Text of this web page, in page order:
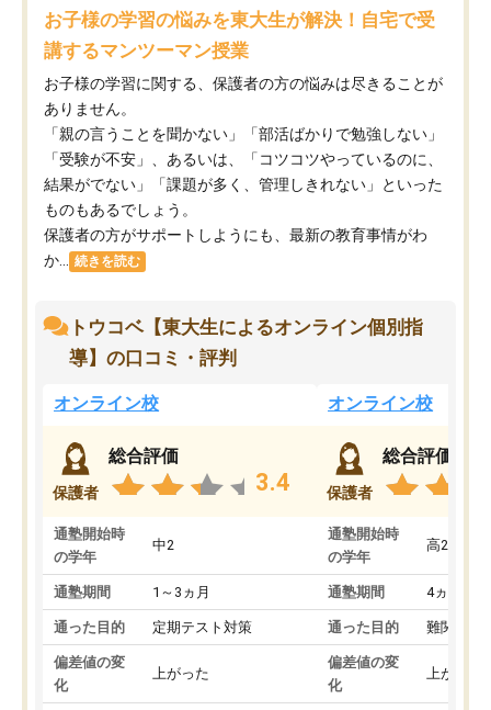
お子様の学習の悩みを東大生が解決！自宅で受
講するマンツーマン授業
お子様の学習に関する、保護者の方の悩みは尽きることが
ありません。
「親の言うことを聞かない」「部活ばかりで勉強しない」
「受験が不安」、あるいは、「コツコツやっているのに、
結果がでない」「課題が多く、管理しきれない」といった
ものもあるでしょう。
保護者の方がサポートしようにも、最新の教育事情がわ
か...
続きを読む
トウコベ【東大生によるオンライン個別指
導】の口コミ・評判
オンライン校
保護者
総合評価
3.4
通塾開始時
の学年
中2
通塾期間 1～3ヵ月
通った目的 定期テスト対策
偏差値の変
化
上がった
オンライン校
保護者
総合評価
通塾開始時
の学年
高2
通塾期間 4ヵ月～1
通った目的 難関私立
偏差値の変
化
上がった